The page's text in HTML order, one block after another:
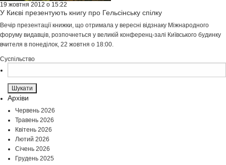
19 жовтня 2012 о 15:22
У Києві презентують книгу про Гельсінську спілку
Вечір презентації книжки, що отримала у вересні відзнаку Міжнародного
форуму видавців, розпочнеться у великій конференц-залі Київського будинку
вчителя в понеділок, 22 жовтня о 18:00.
Суспільство
Архіви
Червень 2026
Травень 2026
Квітень 2026
Лютий 2026
Січень 2026
Грудень 2025